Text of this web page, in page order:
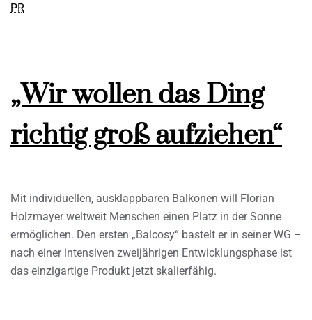
PR
„Wir wollen das Ding
richtig groß aufziehen“
Mit individuellen, ausklappbaren Balkonen will Florian
Holzmayer weltweit Menschen einen Platz in der Sonne
ermöglichen. Den ersten „Balcosy“ bastelt er in seiner WG –
nach einer intensiven zweijährigen Entwicklungsphase ist
das einzigartige Produkt jetzt skalierfähig.